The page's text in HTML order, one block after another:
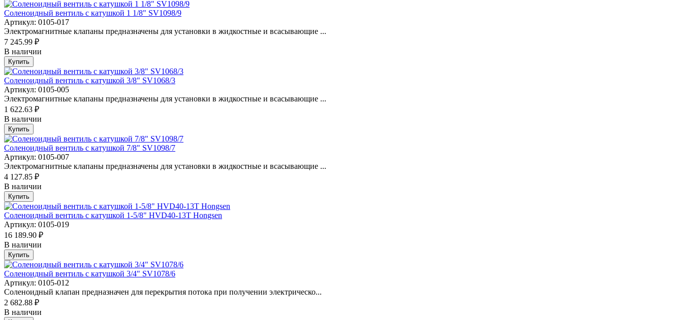
Соленоидный вентиль с катушкой 1 1/8" SV1098/9
Артикул: 0105-017
Электромагнитные клапаны предназначены для установки в жидкостные и всасывающие ...
7 245.99 ₽
В наличии
Купить
Соленоидный вентиль с катушкой 3/8" SV1068/3
Артикул: 0105-005
Электромагнитные клапаны предназначены для установки в жидкостные и всасывающие ...
1 622.63 ₽
В наличии
Купить
Соленоидный вентиль с катушкой 7/8" SV1098/7
Артикул: 0105-007
Электромагнитные клапаны предназначены для установки в жидкостные и всасывающие ...
4 127.85 ₽
В наличии
Купить
Соленоидный вентиль с катушкой 1-5/8" HVD40-13T Hongsen
Артикул: 0105-019
16 189.90 ₽
В наличии
Купить
Соленоидный вентиль с катушкой 3/4" SV1078/6
Артикул: 0105-012
Соленоидный клапан предназначен для перекрытия потока при получении электрическо...
2 682.88 ₽
В наличии